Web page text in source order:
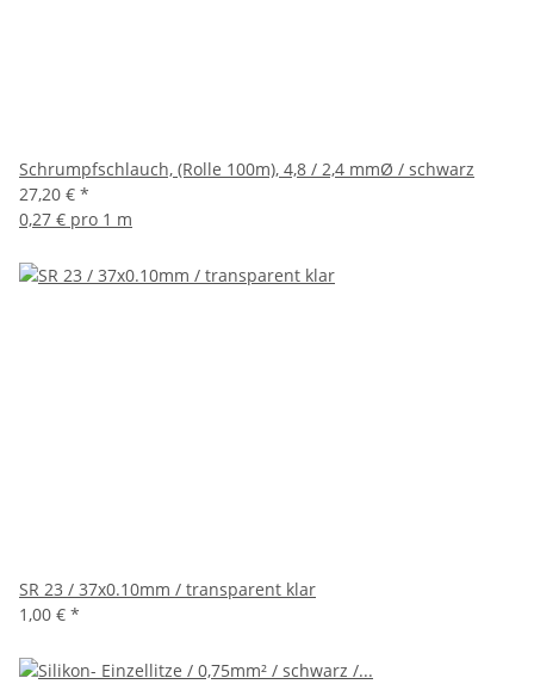
Schrumpfschlauch, (Rolle 100m), 4,8 / 2,4 mmØ / schwarz
27,20 € *
0,27 € pro 1 m
SR 23 / 37x0.10mm / transparent klar
1,00 € *